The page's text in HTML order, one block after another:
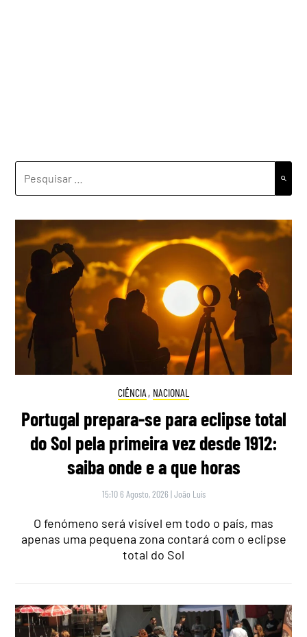
CIÊNCIA , NACIONAL
Portugal prepara-se para eclipse total
do Sol pela primeira vez desde 1912:
saiba onde e a que horas
15:10 6 Agosto, 2026 |João Luís
O fenómeno será visível em todo o país, mas
apenas uma pequena zona contará com o eclipse
total do Sol